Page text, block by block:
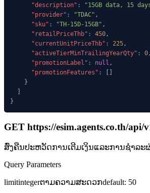
"description" : "15GB data, 15
"provider" : "TDAC" ,
"sku" : "TH-15D-15GB" ,
"retailPriceThb" : 450 ,
"currentUnitPriceThb" : 225 ,
"activeTierMinTrailingYearQty" : 0 ,
"promotionLabel" : null ,
"promotionFeatures" : [ ]
}
]
}
GET https://esim.agents.co.th/api/
ສົ່ງຄືນປະຫວັດການເຕີມເງິນແລະການຊຳລະ
Query Parameters
limitintegerຕາມຄວາມສະດວກdefault: 50